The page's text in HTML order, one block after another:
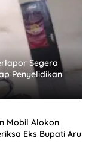
Segera
Penyelidikan
Mobil Alokon
Eks Bupati Aru